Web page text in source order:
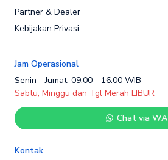
Partner & Dealer
Kebijakan Privasi
Jam Operasional
Senin - Jumat, 09:00 - 16:00 WIB
Sabtu, Minggu dan Tgl Merah LIBUR
Chat via WA
Kontak